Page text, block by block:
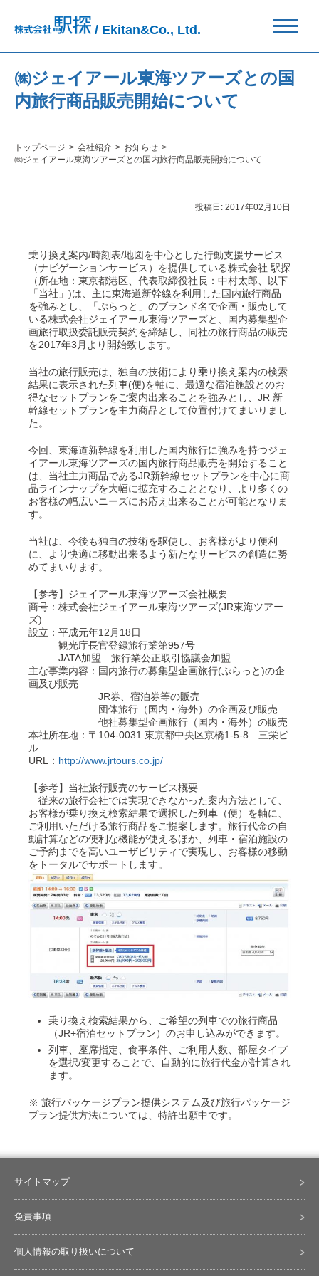
/ Ekitan&Co., Ltd.
㈱ジェイアール東海ツアーズとの国
内旅行商品販売開始について
トップページ 会社紹介
お知らせ
㈱ジェイアール東海ツアーズとの国内旅行商品販売開始について
投稿日: 2017年02月10日
乗り換え案内/時刻表/地図を中心とした行動支援サービス
（ナビゲーションサービス）を提供している株式会社 駅探
（所在地：東京都港区、代表取締役社長：中村太郎、以下
「当社」)は、主に東海道新幹線を利用した国内旅行商品
を強みとし、「ぷらっと」のブランド名で企画・販売して
いる株式会社ジェイアール東海ツアーズと、国内募集型企
画旅行取扱委託販売契約を締結し、同社の旅行商品の販売
を2017年3月より開始致します。
当社の旅行販売は、独自の技術により乗り換え案内の検索
結果に表示された列車(便)を軸に、最適な宿泊施設とのお
得なセットプランをご案内出来ることを強みとし、JR 新
幹線セットプランを主力商品として位置付けてまいりまし
た。
今回、東海道新幹線を利用した国内旅行に強みを持つジェ
イアール東海ツアーズの国内旅行商品販売を開始すること
は、当社主力商品であるJR新幹線セットプランを中心に商
品ラインナップを大幅に拡充することとなり、より多くの
お客様の幅広いニーズにお応え出来ることが可能となりま
す。
当社は、今後も独自の技術を駆使し、お客様がより便利
に、より快適に移動出来るよう新たなサービスの創造に努
めてまいります。
【参考】ジェイアール東海ツアーズ会社概要
商号：株式会社ジェイアール東海ツアーズ(JR東海ツアー
ズ)
設立：平成元年12月18日
観光庁長官登録旅行業第957号
JATA加盟 旅行業公正取引協議会加盟
主な事業内容：国内旅行の募集型企画旅行(ぷらっと)の企
画及び販売
JR券、宿泊券等の販売
団体旅行（国内・海外）の企画及び販売
他社募集型企画旅行（国内・海外）の販売
本社所在地：〒104-0031 東京都中央区京橋1-5-8 三栄ビ
ル
URL： http://www.jrtours.co.jp/
【参考】当社旅行販売のサービス概要
従来の旅行会社では実現できなかった案内方法として、
お客様が乗り換え検索結果で選択した列車（便）を軸に、
ご利用いただける旅行商品をご提案します。旅行代金の自
動計算などの便利な機能が使えるほか、列車・宿泊施設の
ご予約までを高いユーザビリティで実現し、お客様の移動
をトータルでサポートします。
乗り換え検索結果から、ご希望の列車での旅行商品
（JR+宿泊セットプラン）のお申し込みができます。
列車、座席指定、食事条件、ご利用人数、部屋タイプ
を選択/変更することで、自動的に旅行代金が計算され
ます。
※ 旅行パッケージプラン提供システム及び旅行パッケージ
プラン提供方法については、特許出願中です。
サイトマップ
免責事項
個人情報の取り扱いについて